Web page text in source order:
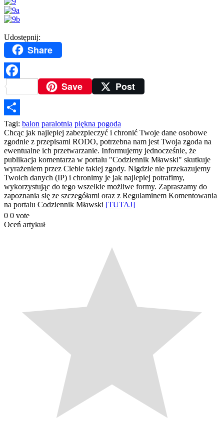
Udostępnij:
Share
FacebookSave Post
Podziel
się
Tagi: balon paralotnia piękna pogoda
Chcąc jak najlepiej zabezpieczyć i chronić Twoje dane osobowe
zgodnie z przepisami RODO, potrzebna nam jest Twoja zgoda na
ewentualne ich przetwarzanie. Informujemy jednocześnie, że
publikacja komentarza w portalu "Codziennik Mławski" skutkuje
wyrażeniem przez Ciebie takiej zgody. Nigdzie nie przekazujemy
Twoich danych (IP) i chronimy je jak najlepiej potrafimy,
wykorzystując do tego wszelkie możliwe formy. Zapraszamy do
zapoznania się ze szczegółami oraz z Regulaminem Komentowania
na portalu Codziennik Mławski [TUTAJ]
0 0 vote
Oceń artykuł